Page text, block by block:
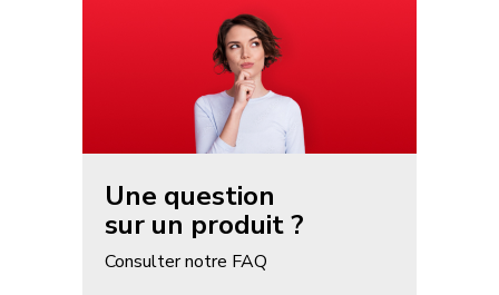
Une question
sur un produit ?
Consulter notre FAQ